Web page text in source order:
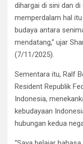
dihargai di sini dan
memperdalam hal
budaya antara
mendatang,” ujar
(7/11/2025).
Sementara itu, Ralf
Resident Republik
Indonesia,
kebudayaan
hubungan kedua